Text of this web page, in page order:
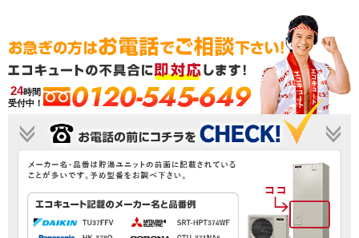
24時間
受付中！
0120-545-649